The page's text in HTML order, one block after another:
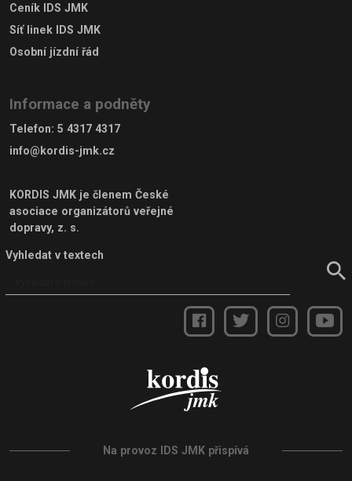
Ceník IDS JMK
Síť linek IDS JMK
Osobní jízdní řád
Informace a podněty
Telefon: 5 4317 4317
info@kordis-jmk.cz
KORDIS JMK je členem České
asociace organizátorů veřejné
dopravy, z. s.
Vyhledat v textech
Na provoz IDS JMK přispívá